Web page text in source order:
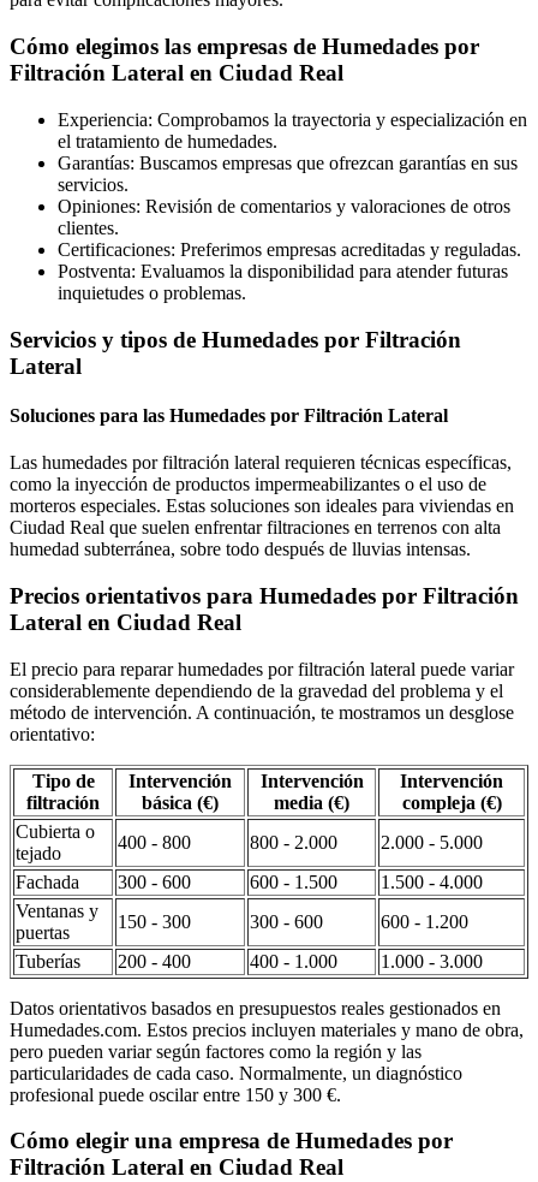
Cómo elegimos las empresas de Humedades por
Filtración Lateral en Ciudad Real
Experiencia: Comprobamos la trayectoria y especialización en
el tratamiento de humedades.
Garantías: Buscamos empresas que ofrezcan garantías en sus
servicios.
Opiniones: Revisión de comentarios y valoraciones de otros
clientes.
Certificaciones: Preferimos empresas acreditadas y reguladas.
Postventa: Evaluamos la disponibilidad para atender futuras
inquietudes o problemas.
Servicios y tipos de Humedades por Filtración
Lateral
Soluciones para las Humedades por Filtración Lateral
Las humedades por filtración lateral requieren técnicas específicas,
como la inyección de productos impermeabilizantes o el uso de
morteros especiales. Estas soluciones son ideales para viviendas en
Ciudad Real que suelen enfrentar filtraciones en terrenos con alta
humedad subterránea, sobre todo después de lluvias intensas.
Precios orientativos para Humedades por Filtración
Lateral en Ciudad Real
El precio para reparar humedades por filtración lateral puede variar
considerablemente dependiendo de la gravedad del problema y el
método de intervención. A continuación, te mostramos un desglose
orientativo:
Tipo de
filtración
Intervención
básica (€)
Intervención
media (€)
Intervención
compleja (€)
Cubierta o
tejado
400 - 800 800 - 2.000
2.000 - 5.000
Fachada
300 - 600 600 - 1.500
1.500 - 4.000
Ventanas y
puertas
150 - 300 300 - 600
600 - 1.200
Tuberías
200 - 400 400 - 1.000 1.000 - 3.000
Datos orientativos basados en presupuestos reales gestionados en
Humedades.com. Estos precios incluyen materiales y mano de obra,
pero pueden variar según factores como la región y las
particularidades de cada caso. Normalmente, un diagnóstico
profesional puede oscilar entre 150 y 300 €.
Cómo elegir una empresa de Humedades por
Filtración Lateral en Ciudad Real